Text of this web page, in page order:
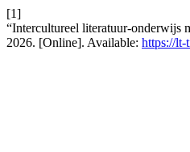
[1]
“Intercultureel literatuur-onderwijs
2026. [Online]. Available: https://lt-